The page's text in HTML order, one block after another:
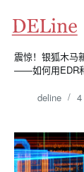
震惊！银狐木马
——如何用EDR
deline